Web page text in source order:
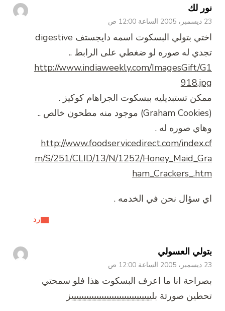
نور لك
23 ديسمبر، 2005 الساعة 12:00 ص
رد
اختي بتولي البسكوت اسمه دايجستف digestive
تجدي له صوره لو ضغطي على الرابط ..
http://www.indiaweekly.com/ImagesGift/G1
918.jpg
ممكن تستبديليه ببسكوت الجراهام كوكيز .
(Graham Cookies) موجود منه مطحون خالص ..
وهاي صوره له .
http://www.foodservicedirect.com/index.cf
m/S/251/CLID/13/N/1252/Honey_Maid_Gra
ham_Crackers_.htm
اي سؤال نحن في الخدمه .
بتولي العسولي
23 ديسمبر، 2005 الساعة 12:00 ص
بصراحة انا ما اعرف البسكوت هذا فلو سمحتي
تحطين صورتة بلييييييييييييييييييييييييييييييييز